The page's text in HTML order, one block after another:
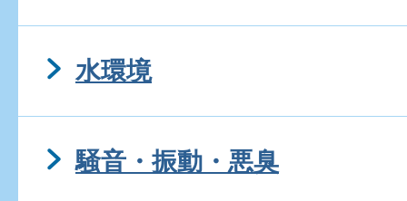
水環境
騒音・振動・悪臭